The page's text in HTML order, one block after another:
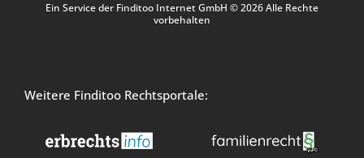
Ein Service der Finditoo Internet GmbH © 2026 Alle Rechte
vorbehalten
Weitere Finditoo Rechtsportale: